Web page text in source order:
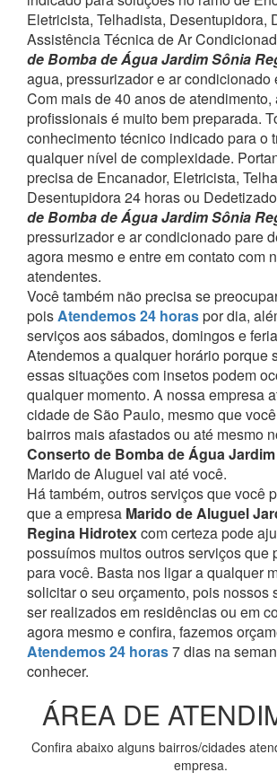
Eletricista, Telhadista, Desentupidora,
Assistência Técnica de Ar
de Bomba de Água Jardim Sônia
agua, pressurizador e ar condicionado
Com mais de 40 anos de
profissionais é muito bem preparada.
conhecimento técnico indicado para o
qualquer nível de complexidade.
precisa de Encanador, Eletricista,
Desentupidora 24 horas ou
de Bomba de Água Jardim Sônia
pressurizador e ar condicionado pare
agora mesmo e entre em contato com
atendentes.
Você também não precisa se
poisAtendemos 24 horaspor dia,
serviços aos sábados, domingos e
Atendemos a qualquer horário porque
essas situações com insetos podem
qualquer momento. A nossa empresa
cidade de São Paulo, mesmo que
bairros mais afastados ou até mesmo
Conserto de Bomba de Água
Marido de Aluguel vai até você.
Há também, outros serviços que você
que a empresa Marido de Aluguel
Regina Hidrotexcom certeza pode
possuímos muitos outros serviços que
para você. Basta nos ligar a qualquer
solicitar o seu orçamento, pois nossos
ser realizados em residências ou em
agora mesmo e confira, fazemos
Atendemos 24 horas7 dias na
conhecer.
ÁREA DE
Confira abaixo alguns bairros/cidades
empresa.